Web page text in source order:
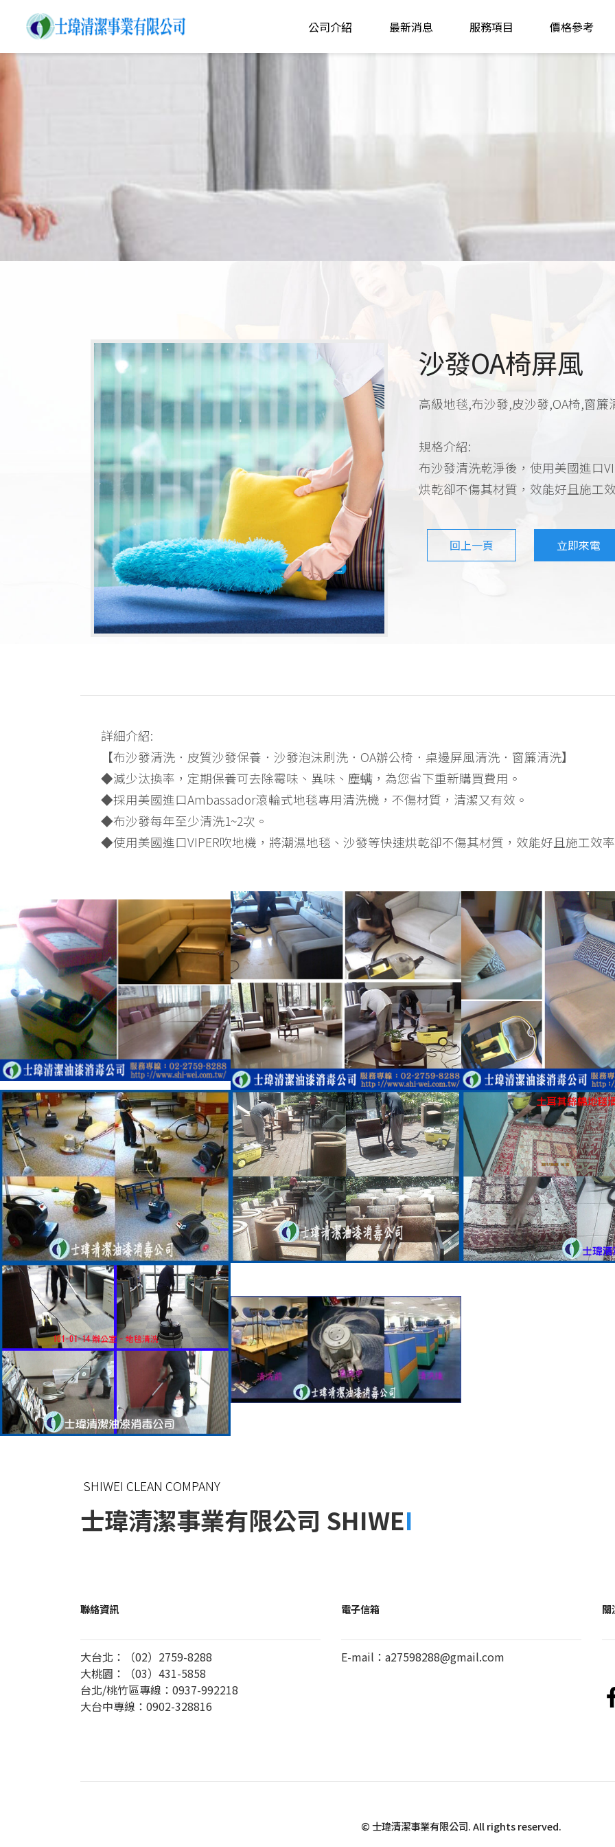
公司介紹 最新消息 服務項目 價格參考
沙發OA椅屏風
高級地毯,布沙發,皮沙發,OA椅,窗簾
規格介紹:
布沙發清洗乾淨後，使用美國進口
烘乾卻不傷其材質，效能好且施工
回上一頁 立即來電
詳細介紹:
【布沙發清洗．皮質沙發保養．沙發泡沫刷洗．OA辦公椅．桌邊屏風清洗．窗簾清洗】
◆減少汰換率，定期保養可去除霉味、異味、塵螨，為您省下重新購買費用。
◆採用美國進口Ambassador滾輪式地毯專用清洗機，不傷材質，清潔又有效。
◆布沙發每年至少清洗1~2次。
◆使用美國進口VIPER吹地機，將潮濕地毯、沙發等快速烘乾卻不傷其材質，效能好且施工效
SHIWEI CLEAN COMPANY
士瑋清潔事業有限公司 SHIWEI
聯絡資訊
大台北：（02）2759-8288
大桃園：（03）431-5858
台北/桃竹區專線：0937-992218
大台中專線：0902-328816
電子信箱
E-mail： a27598288@gmail.com
關
© 士瑋清潔事業有限公司. All rights reserved.